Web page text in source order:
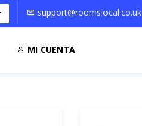
support@roomslocal.co.uk
MI CUENTA